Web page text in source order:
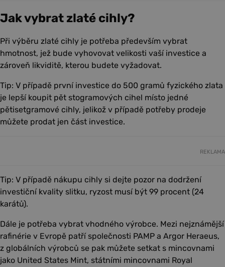
Jak vybrat zlaté cihly?
Při výběru zlaté cihly je potřeba především vybrat
hmotnost, jež bude vyhovovat velikosti vaší investice a
zároveň likviditě, kterou budete vyžadovat.
Tip: V případě první investice do 500 gramů fyzického zlata
je lepší koupit pět stogramových cihel místo jedné
pětisetgramové cihly, jelikož v případě potřeby prodeje
můžete prodat jen část investice.
REKLAMA
Tip: V případě nákupu cihly si dejte pozor na dodržení
investiční kvality slitku, ryzost musí být 99 procent (24
karátů).
Dále je potřeba vybrat vhodného výrobce. Mezi nejznámější
rafinérie v Evropě patří společnosti PAMP a Argor Heraeus,
z globálních výrobců se pak můžete setkat s mincovnami
jako United States Mint, státními mincovnami Royal